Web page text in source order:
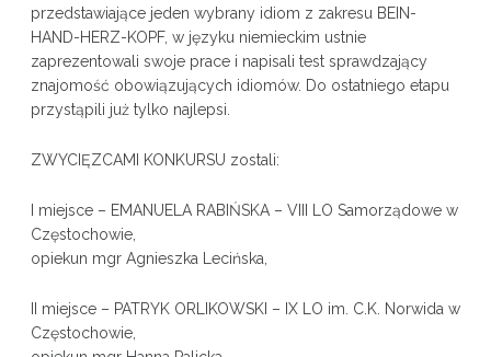
przedstawiające jeden wybrany idiom z zakresu BEIN-
HAND-HERZ-KOPF, w języku niemieckim ustnie
zaprezentowali swoje prace i napisali test sprawdzający
znajomość obowiązujących idiomów. Do ostatniego etapu
przystąpili już tylko najlepsi.
ZWYCIĘZCAMI KONKURSU zostali:
I miejsce – EMANUELA RABIŃSKA – VIII LO Samorządowe w
Częstochowie,
opiekun mgr Agnieszka Lecińska,
II miejsce – PATRYK ORLIKOWSKI – IX LO im. C.K. Norwida w
Częstochowie,